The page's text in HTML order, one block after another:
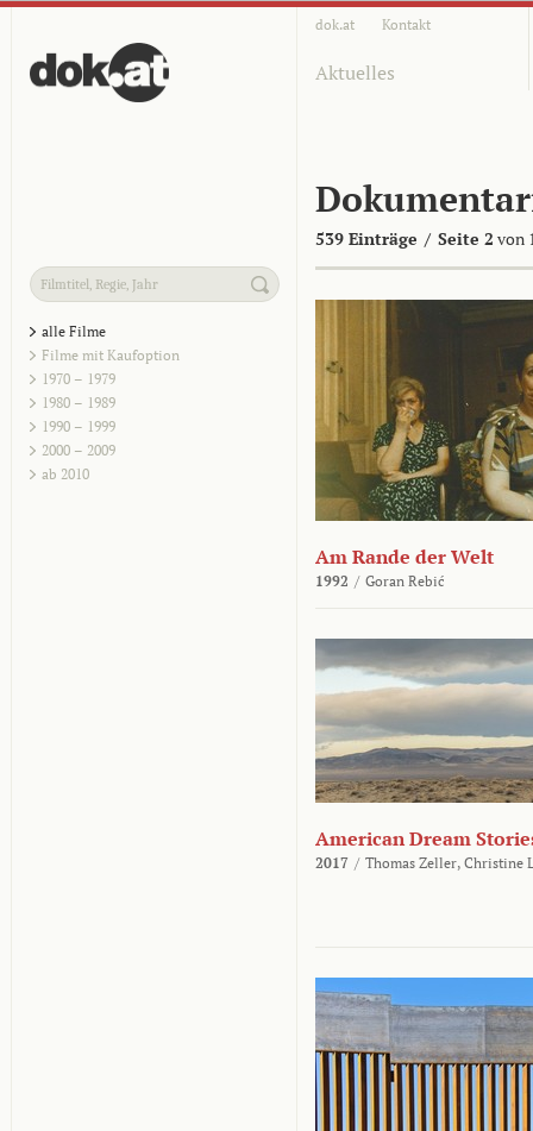
dok.at Kontakt
Aktuelles
539 Einträge / Seite 2 von
alle Filme
Filme mit Kaufoption
1970 – 1979
1980 – 1989
1990 – 1999
2000 – 2009
ab 2010
Am Rande der Welt
1992 / Goran Rebić
American Dream
2017 / Thomas Zeller, Christine